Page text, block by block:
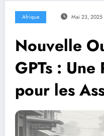
Afrique Mai 23, 2025
Nouvelle
GPTs :
pour les